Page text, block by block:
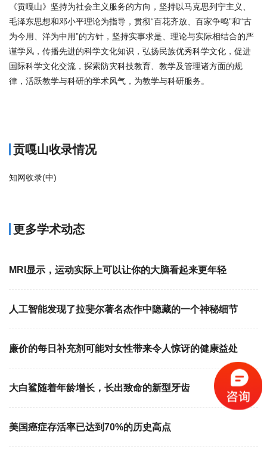
《贡嘎山》坚持为社会主义服务的方向，坚持以马克思列宁主义、
毛泽东思想和邓小平理论为指导，贯彻“百花齐放、百家争鸣”和“古
为今用、洋为中用”的方针，坚持实事求是、理论与实际相结合的严
谨学风，传播先进的科学文化知识，弘扬民族优秀科学文化，促进
国际科学文化交流，探索防灾科技教育、教学及管理诸方面的规
律，活跃教学与科研的学术风气，为教学与科研服务。
贡嘎山收录情况
知网收录(中)
更多学术动态
MRI显示，运动实际上可以让你的大脑看起来更年轻
人工智能发现了拉斐尔著名杰作中隐藏的一个神秘细节
廉价的每日补充剂可能对女性带来令人惊讶的健康益处
大白鲨随着年龄增长，长出致命的新型牙齿
美国癌症存活率已达到70%的历史高点